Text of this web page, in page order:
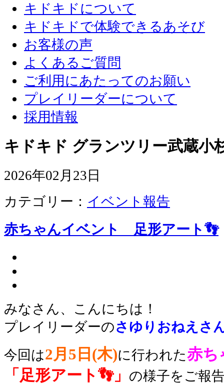
キドキドについて
キドキドで体験できるあそび
お客様の声
よくあるご質問
ご利用にあたってのお願い
プレイリーダーについて
採用情報
キドキド グランツリー武蔵小
2026年02月23日
カテゴリー： イベント報告
赤ちゃんイベント 足形アート👣
みなさん、こんにちは！
プレイリーダーのさゆり おねえさ
今回は2月5日(木)に行われた赤ち
「足形アート👣」 の様子をご報